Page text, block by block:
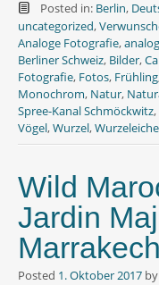
e
b
o
o
k
t
t
e
r
t
s
A
p
p
Posted in: Berlin,
uncategorized,
Analoge Fotografie,
Berliner Schweiz, Bilder,
Fotografie, Fotos, Frühling
Monochrom, Natur,
Spree-Kanal Schmöckwitz,
Vögel,Wurzel,Wurzeleiche
Wild
Jardin
Marrakech
Posted 1. Oktober 2017 by